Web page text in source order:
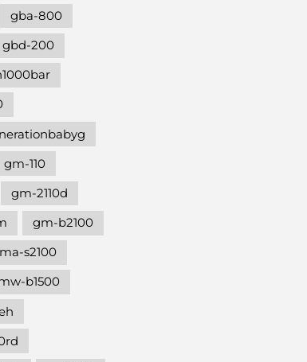
gba-800
gbd-200
gm-110
gm-2110d
gm-b2100
s2100
b1500